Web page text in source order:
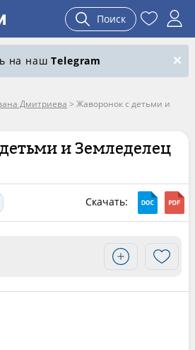
Поиск
на нашTelegram
Дмитриева > Жаворонок с детьми и
и Земледелец
Скачать: